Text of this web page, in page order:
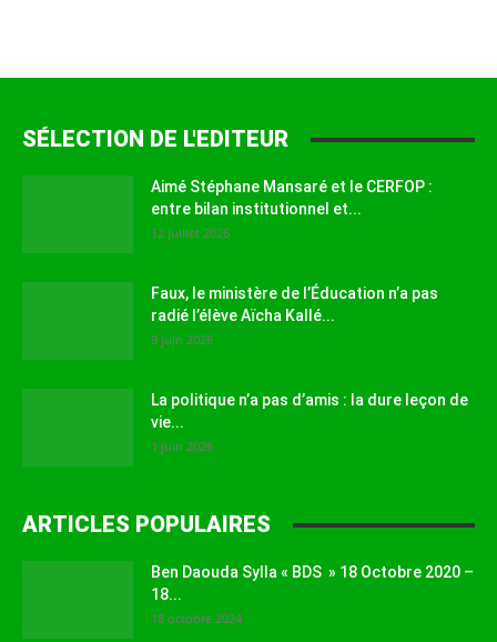
SÉLECTION DE L'EDITEUR
Aimé Stéphane Mansaré et le CERFOP :
entre bilan institutionnel et...
12 juillet 2026
Faux, le ministère de l’Éducation n’a pas
radié l’élève Aïcha Kallé...
9 juin 2026
La politique n’a pas d’amis : la dure leçon de
vie...
1 juin 2026
ARTICLES POPULAIRES
Ben Daouda Sylla « BDS » 18 Octobre 2020 –
18...
18 octobre 2024